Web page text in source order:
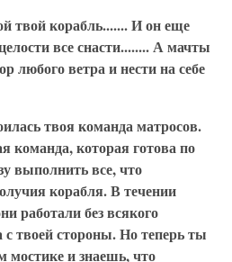
твой корабль....... И он еще
все снасти........ А мачты
любого ветра и нести на себе
твоя команда матросов.
команда, которая готова по
выполнить все, что
корабля. В течении
работали без всякого
с твоей стороны. Но теперь ты
мостике и знаешь, что